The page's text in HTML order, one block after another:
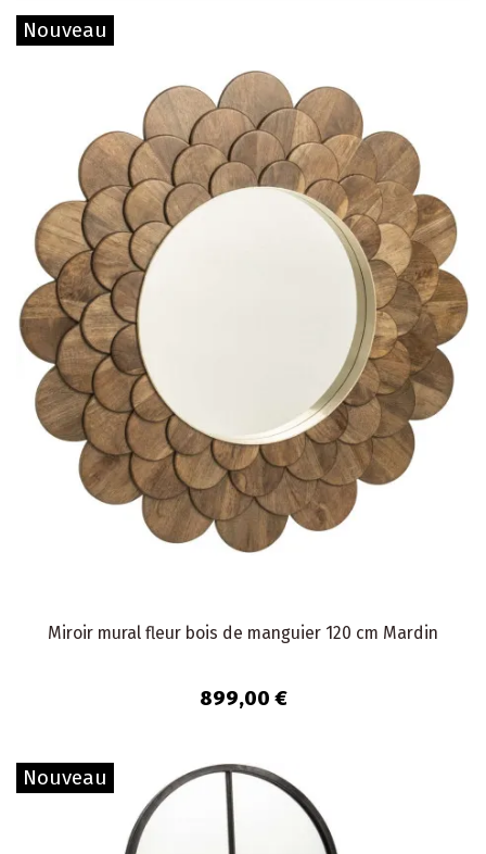
Nouveau
Miroir mural fleur bois de manguier 120 cm Mardin
899,00 €
Nouveau